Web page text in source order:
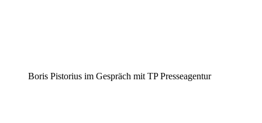
Boris Pistorius im Gespräch mit TP Presseagentur